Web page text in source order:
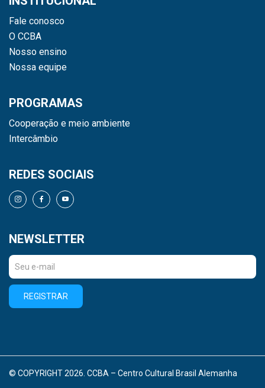
Fale conosco
O CCBA
Nosso ensino
Nossa equipe
PROGRAMAS
Cooperação e meio ambiente
Intercâmbio
REDES SOCIAIS
NEWSLETTER
REGISTRAR
© COPYRIGHT 2026. CCBA – Centro Cultural Brasil Alemanha